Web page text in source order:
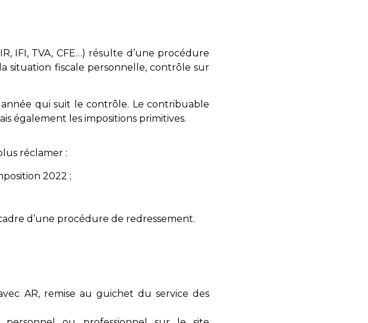
IFI, TVA, CFE…) résulte d’une procédure
situation fiscale personnelle, contrôle sur
qui suit le contrôle. Le contribuable
également les impositions primitives.
réclamer :
2022 ;
d’une procédure de redressement.
AR, remise au guichet du service des